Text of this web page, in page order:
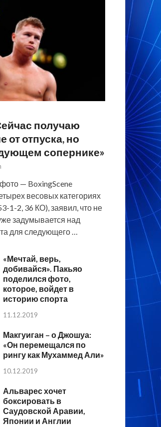
получаю
от отпуска, но
сопернике»
— BoxingScene
весовых категориях
1-2, 36 КО), заявил, что не
задумывается над
для следующего …
«Мечтай, верь,
добивайся». Пакьяо
поделился фото,
которое, войдет в
историю спорта
11.12.2019
Макгуиган – о Джошуа:
«Он перемещался по
рингу как Мухаммед Али»
10.12.2019
Альварес хочет
боксировать в
Саудовской Аравии,
Японии и Англии